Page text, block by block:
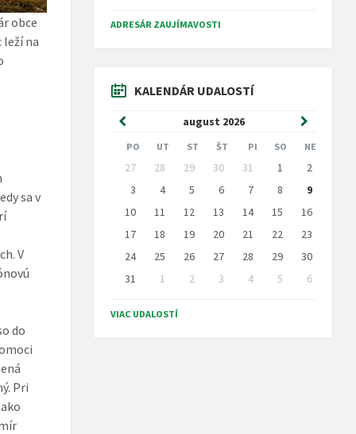
obce
leží na
sa v
V
do
Pri
ADRESÁR ZAUJÍMAVOSTI
KALENDÁR UDALOSTÍ
august 2026
Predchádzajúci
mesiac
mesiac
PO UT ST ŠT PI SO NE
Preskočit
kalendárne
27 28 29 30 31 1
2
3
4 5 6 7 8
9
10
11 12 13 14 15
16
17
18 19 20 21 22
23
24
25 26 27 28 29
30
31
1 2 3 4 5
6
na
kalendárne
VIAC UDALOSTÍ